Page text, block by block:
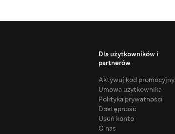
Dla użytkowników i
partnerów
Aktywuj kod promocyjny
Umowa użytkownika
Polityka prywatności
Dostępność
Usuń konto
O nas